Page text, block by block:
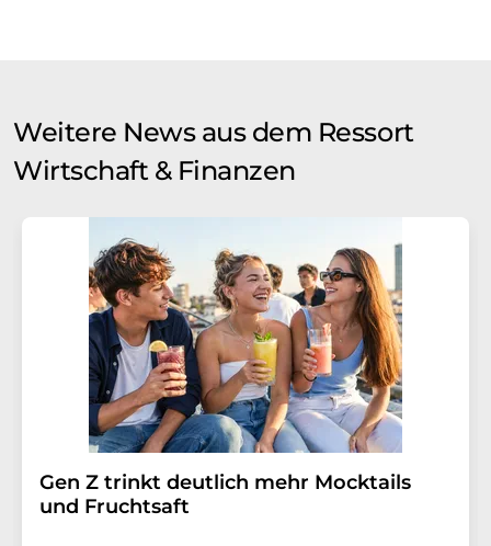
Weitere News aus dem Ressort
Wirtschaft & Finanzen
Gen Z trinkt deutlich mehr Mocktails
und Fruchtsaft